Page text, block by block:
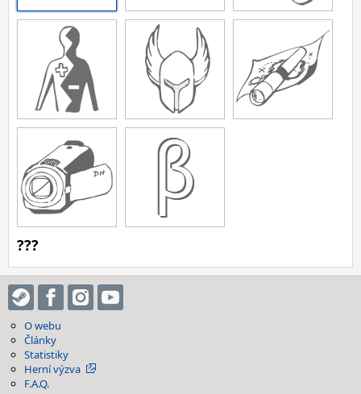
???
O webu
Články
Statistiky
Herní výzva
F.A.Q.